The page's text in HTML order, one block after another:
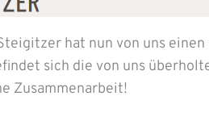
hat nun von uns einen
sich die von uns
Zusammenarbeit!